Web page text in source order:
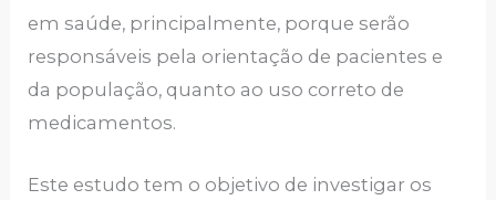
em saúde, principalmente, porque serão
responsáveis pela orientação de pacientes e
da população, quanto ao uso correto de
medicamentos.
Este estudo tem o objetivo de investigar os